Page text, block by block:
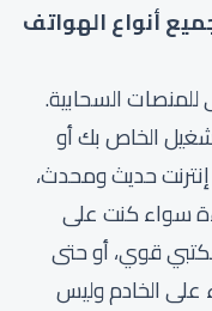
أنواع الهواتف
السحابية.
الخاص بك أو
حديث ومحدث،
سواء كنت على
قوي، أو حتى
على الخادم وليس